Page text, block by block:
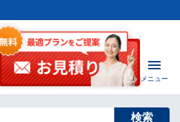
メニュー
検索